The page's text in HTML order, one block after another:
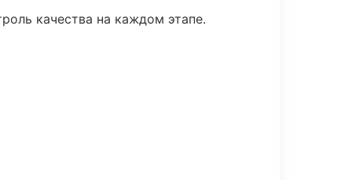
качества на каждом этапе.